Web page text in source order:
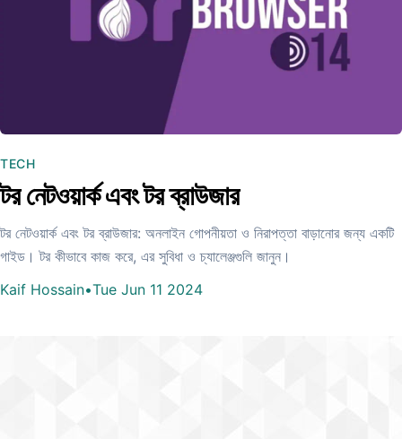
TECH
টর নেটওয়ার্ক এবং টর ব্রাউজার
টর নেটওয়ার্ক এবং টর ব্রাউজার: অনলাইন গোপনীয়তা ও নিরাপত্তা বাড়ানোর জন্য একটি
গাইড। টর কীভাবে কাজ করে, এর সুবিধা ও চ্যালেঞ্জগুলি জানুন।
Kaif Hossain•Tue Jun 11 2024